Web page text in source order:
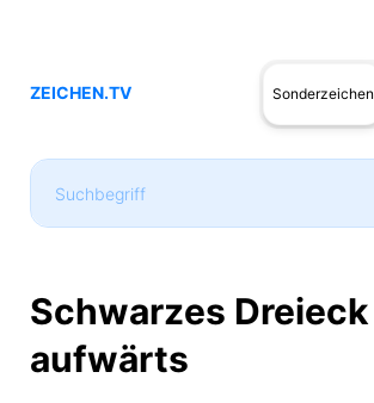
ZEICHEN.TV Sonderzeichen
Schwarzes Dreieck
aufwärts